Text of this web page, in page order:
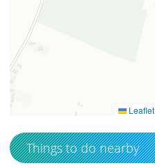
Leaflet
Things to do nearby